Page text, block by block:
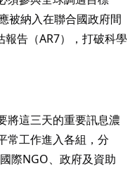
被納入在聯合國政府間
報告（AR7），打破科學
將這三天的重要訊息濃
常工作進入各組，分
際NGO、政府及資助